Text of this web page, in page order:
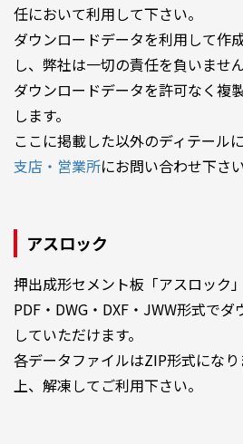
任において利用して下さい。
ダウンロードデータを利用して作
し、弊社は一切の責任を負いません
ダウンロードデータを許可なく複
します。
ここに掲載した以外のディテール
支店・営業所にお問い合わせ下さい
アスロック
押出成形セメント板「アスロック
PDF・DWG・DXF・JWW形式でダ
していただけます。
各データファイルはZIP形式にな
上、解凍してご利用下さい。